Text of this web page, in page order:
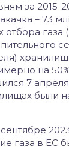
за 2015-
– 73
отбора газа
на
7
были
газа в ЕС